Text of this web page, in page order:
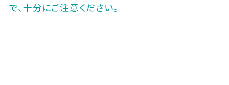
で、十分にご注意ください。